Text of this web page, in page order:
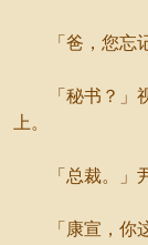
「爸，您忘记
「秘书？」视
上。
「总裁。」尹
「康宣，你这